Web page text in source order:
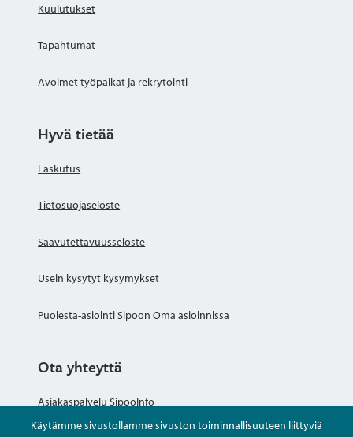
Käytämme sivustollamme sivuston toiminnallisuuteen liittyviä
Kuulutukset
Tapahtumat
Avoimet työpaikat ja rekrytointi
Hyvä tietää
Laskutus
Tietosuojaseloste
Saavutettavuusseloste
Usein kysytyt kysymykset
Puolesta-asiointi Sipoon Oma asioinnissa
Ota yhteyttä
Asiakaspalvelu SipooInfo